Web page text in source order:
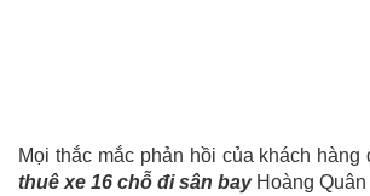
Mọi thắc mắc phản hồi của khách
thuê xe 16 chỗ đi sân bayHoàng Quân